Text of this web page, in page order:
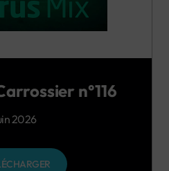
n°116
2026